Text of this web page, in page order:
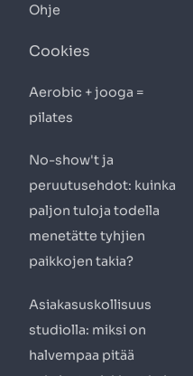
Ohje
Cookies
Aerobic + jooga =
pilates
No-show't ja
peruutusehdot: kuinka
paljon tuloja todella
menetätte tyhjien
paikkojen takia?
Asiakasuskollisuus
studiolla: miksi on
halvempaa pitää